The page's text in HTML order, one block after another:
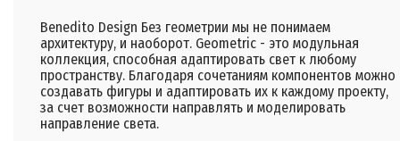
Benedito Design Без геометрии мы не понимаем
архитектуру, и наоборот. Geometric - это модульная
коллекция, способная адаптировать свет к любому
пространству. Благодаря сочетаниям компонентов можно
создавать фигуры и адаптировать их к каждому проекту,
за счет возможности направлять и моделировать
направление света.